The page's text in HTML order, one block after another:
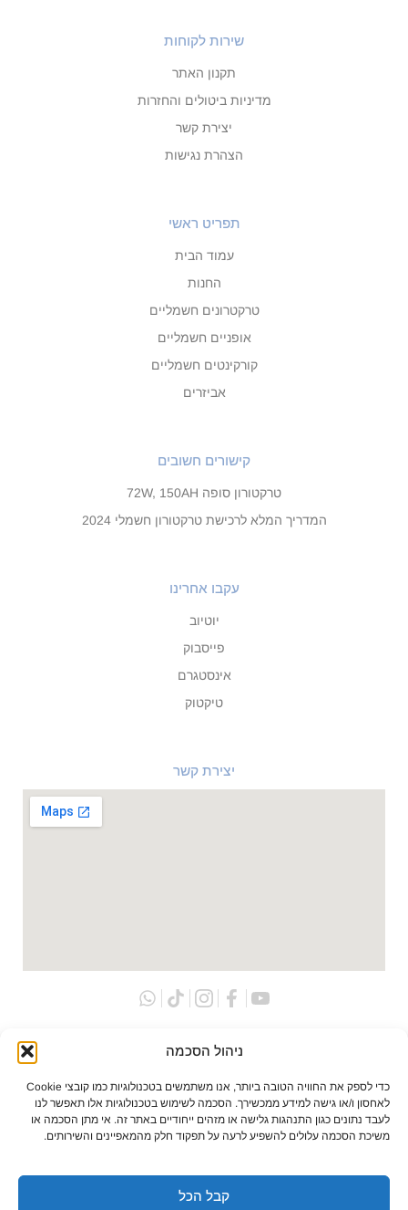
ניהול הסכמה
כדי לספק את החוויה הטובה ביותר, אנו משתמשים בטכנולוגיות כמו קובצי Cookie
לאחסון ו/או גישה למידע ממכשירך. הסכמה לשימוש בטכנולוגיות אלו תאפשר לנו
לעבד נתונים כגון התנהגות גלישה או מזהים ייחודיים באתר זה. אי מתן הסכמה או
משיכת הסכמה עלולים להשפיע לרעה על תפקוד חלק מהמאפיינים והשירותים.
קבל הכל
שירות לקוחות
תקנון האתר
מדיניות ביטולים והחזרות
יצירת קשר
הצהרת נגישות
תפריט ראשי
עמוד הבית
החנות
טרקטרונים חשמליים
אופניים חשמליים
קורקינטים חשמליים
אביזרים
קישורים חשובים
טרקטורון סופה 72W, 150AH
המדריך המלא לרכישת טרקטורון חשמלי 2024
עקבו אחרינו
יוטיוב
פייסבוק
אינסטגרם
טיקטוק
יצירת קשר
הזמנה
כל הזכויות שמורות לתמיר מוטורס חדשנות טכנולוגית בע”מ